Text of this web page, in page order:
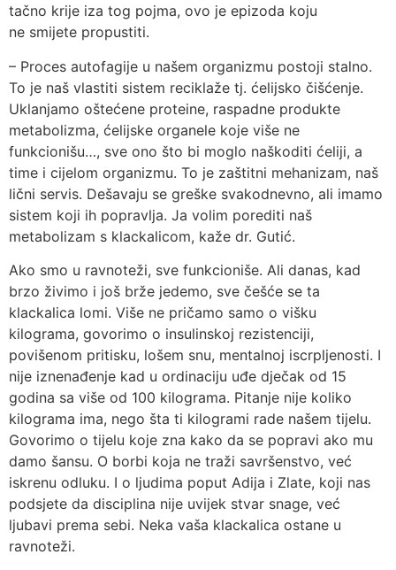
tačno krije iza tog pojma, ovo je epizoda koju
ne smijete propustiti.
– Proces autofagije u našem organizmu postoji stalno.
To je naš vlastiti sistem reciklaže tj. ćelijsko čišćenje.
Uklanjamo oštećene proteine, raspadne produkte
metabolizma, ćelijske organele koje više ne
funkcionišu…, sve ono što bi moglo naškoditi ćeliji, a
time i cijelom organizmu. To je zaštitni mehanizam, naš
lični servis. Dešavaju se greške svakodnevno, ali imamo
sistem koji ih popravlja. Ja volim porediti naš
metabolizam s klackalicom, kaže dr. Gutić.
Ako smo u ravnoteži, sve funkcioniše. Ali danas, kad
brzo živimo i još brže jedemo, sve češće se ta
klackalica lomi. Više ne pričamo samo o višku
kilograma, govorimo o insulinskoj rezistenciji,
povišenom pritisku, lošem snu, mentalnoj iscrpljenosti. I
nije iznenađenje kad u ordinaciju uđe dječak od 15
godina sa više od 100 kilograma. Pitanje nije koliko
kilograma ima, nego šta ti kilogrami rade našem tijelu.
Govorimo o tijelu koje zna kako da se popravi ako mu
damo šansu. O borbi koja ne traži savršenstvo, već
iskrenu odluku. I o ljudima poput Adija i Zlate, koji nas
podsjete da disciplina nije uvijek stvar snage, već
ljubavi prema sebi. Neka vaša klackalica ostane u
ravnoteži.